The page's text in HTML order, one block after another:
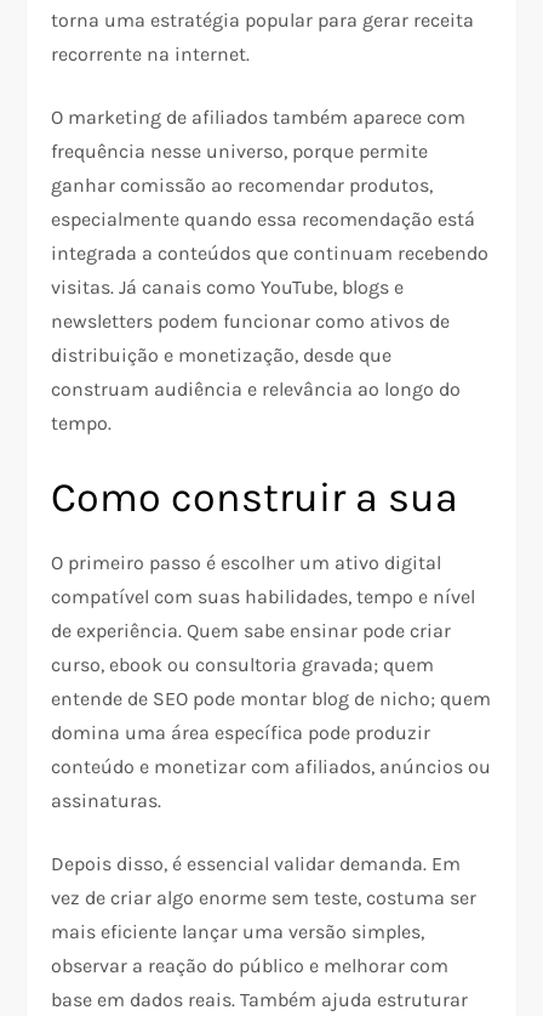
torna uma estratégia popular para gerar receita
recorrente na internet.​
O marketing de afiliados também aparece com
frequência nesse universo, porque permite
ganhar comissão ao recomendar produtos,
especialmente quando essa recomendação está
integrada a conteúdos que continuam recebendo
visitas. Já canais como YouTube, blogs e
newsletters podem funcionar como ativos de
distribuição e monetização, desde que
construam audiência e relevância ao longo do
tempo.​​
Como construir a sua
O primeiro passo é escolher um ativo digital
compatível com suas habilidades, tempo e nível
de experiência. Quem sabe ensinar pode criar
curso, ebook ou consultoria gravada; quem
entende de SEO pode montar blog de nicho; quem
domina uma área específica pode produzir
conteúdo e monetizar com afiliados, anúncios ou
assinaturas.​
Depois disso, é essencial validar demanda. Em
vez de criar algo enorme sem teste, costuma ser
mais eficiente lançar uma versão simples,
observar a reação do público e melhorar com
base em dados reais. Também ajuda estruturar